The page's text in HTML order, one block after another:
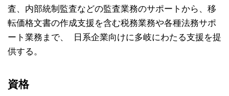
査、内部統制監査などの監査業務のサポートから、移
転価格文書の作成支援を含む税務業務や各種法務サポ
ート業務まで、 日系企業向けに多岐にわたる支援を提
供する。
資格